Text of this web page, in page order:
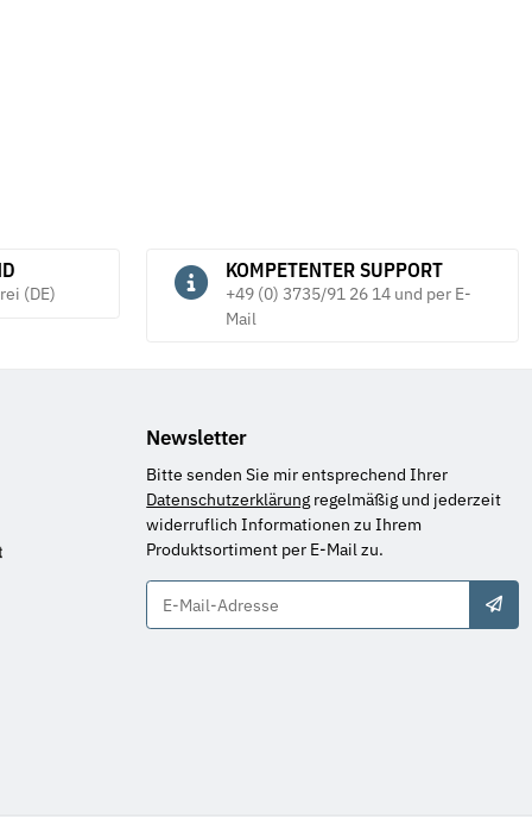
(DE)
KOMPETENTER SUPPORT
+49 (0) 3735/91 26 14 und per E-
Mail
Newsletter
Bitte senden Sie mir entsprechend Ihrer
Datenschutzerklärung regelmäßig und jederzeit
widerruflich Informationen zu Ihrem
Produktsortiment per E-Mail zu.